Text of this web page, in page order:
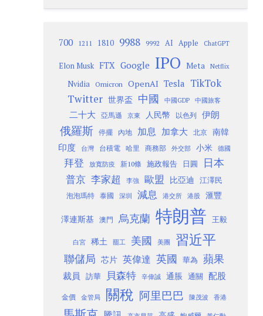
700 1211 1810 9988 9992 AI Apple ChatGPT
Elon Musk FTX Google IPO Meta Netflix
Nvidia Omicron OpenAI Tesla TikTok
Twitter 世界盃 中國 中國GDP 中國旅客
二十大 亞馬遜 京東 人民幣 以色列 伊朗
俄羅斯 停擺 內地 加息 加拿大 北京
南韓
印度
台灣 台積電 哈里 商務部 外交部 小米 德國
拜登 放寬防疫 新10條 施政報告 日圓 日本
普京 李家超 李強 歐盟 比亞迪 江澤民
泡泡瑪特 泰國 深圳 減息 港交所 港股 滙豐
澤連斯基 澳門 烏克蘭 特朗普 王毅
白宮 稀土 罷工 美國 美團 習近平
聯儲局 芯片 英偉達 英國 華為 蘋果
裁員 訪華 貝森特 辛偉誠 通脹 通關 配股
金價 金管局 關稅 阿里巴巴 陳茂波 香港